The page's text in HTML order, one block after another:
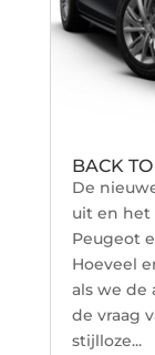
BACK
De
uit en het
Peugeot
Hoeveel
als we de
de vraag
stijlloze...